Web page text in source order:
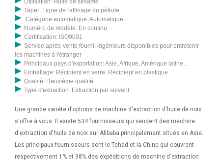
Taper: Ligne de raffinage du pétrole
Catégorie automatique: Automatique
Numéro de modèle: En continu
Certification: ISO9001
Service après-vente fourni: ingénieurs disponibles pour entretenir
les machines à l'étranger
Principaux pays d'exportation: Asie, Afrique, Amérique latine...
Emballage: Récipient en verre, Récipient en plastique
Qualité: Deuxième qualité
Type d'extraction: Extraction par solvant
Une grande variété d'options de machine d'extraction d'huile de noix
s'offre à vous. Il existe 534 fournisseurs qui vendent des machine
d'extraction d'huile de noix sur Alibaba principalement situés en Asie.
Les principaux fournisseurs sont le Tchad et la Chine qui couvrent
respectivement 1% et 98% des expéditions de machine d'extraction